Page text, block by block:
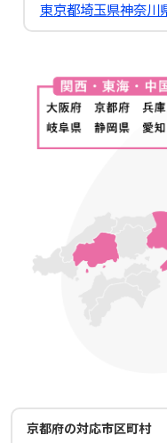
東京都埼玉県神奈川
京都府の対応市区町村